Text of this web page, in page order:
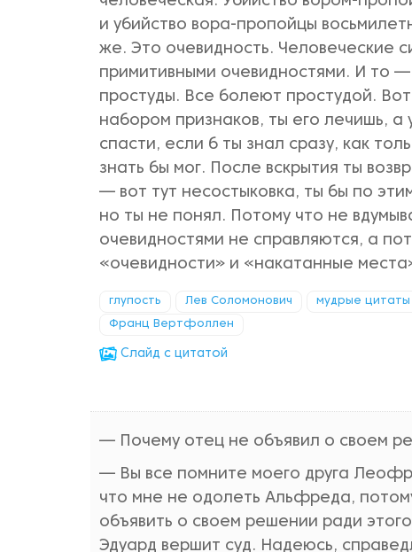
и убийство вора-пропойцы
же. Это очевидность. Человеческие
примитивными очевидностями. И то
простуды. Все болеют простудой.
набором признаков, ты его лечишь, а
спасти, если б ты знал сразу, как
знать бы мог. После вскрытия ты
— вот тут несостыковка, ты бы по
но ты не понял. Потому что не
очевидностями не справляются, а
«очевидности» и «накатанные
глупость Лев Соломонович мудрые цитаты
Франц Вертфоллен
Cлайд с цитатой
— Почему отец не объявил о своем
— Вы все помните моего друга
что мне не одолеть Альфреда,
объявить о своем решении ради
Эдуард вершит суд. Надеюсь,